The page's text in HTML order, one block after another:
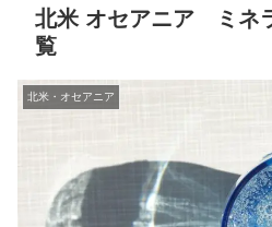
北米 オセアニア ミネ
覧
北米・オセアニア